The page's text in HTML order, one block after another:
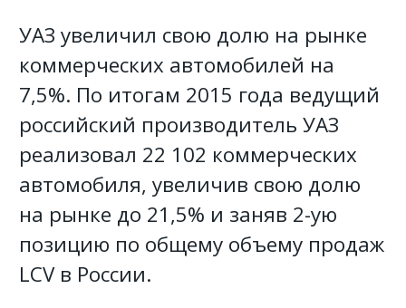
УАЗ увеличил свою долю на рынке
коммерческих автомобилей на
7,5%. По итогам 2015 года ведущий
российский производитель УАЗ
реализовал 22 102 коммерческих
автомобиля, увеличив свою долю
на рынке до 21,5% и заняв 2-ую
позицию по общему объему продаж
LCV в России.